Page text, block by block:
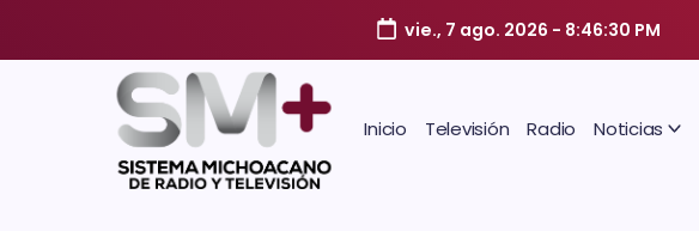
vie., 7 ago. 2026 -8:46:31 PM
Inicio Televisión Radio Noticias